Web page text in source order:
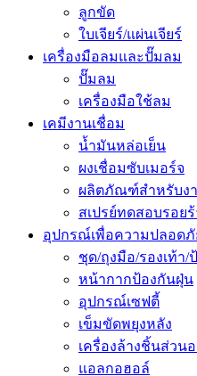
ลูกขัด
ใบเจียร์/แผ่นเจียร์
เครื่องมือลมและปั๊มลม
ปั๊มลม
เครื่องมือใช้ลม
เคมีงานเชื่อม
น้ำมันหล่อเย็น
ผงเชื่อมซับเมอร์จ
ผลิตภัณฑ์สำหรับง
สเปรย์ทดสอบรอยร้
อุปกรณ์เพื่อความปลอดภั
ชุด/ถุงมือ/รองเท้า/
หน้ากากป้องกันฝุ่น
อุปกรณ์เซฟตี้
เข็มขัดพยุงหลัง
เครื่องล้างชิ้นส่วน
แอลกอฮอล์